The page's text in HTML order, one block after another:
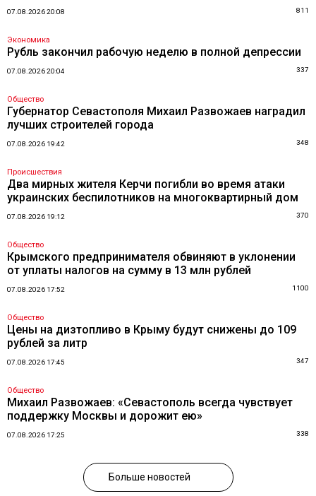
07.08.2026 20:08 811
Экономика
Рубль закончил рабочую неделю в полной депрессии
07.08.2026 20:04 337
Общество
Губернатор Севастополя Михаил Развожаев наградил
лучших строителей города
07.08.2026 19:42 348
Происшествия
Два мирных жителя Керчи погибли во время атаки
украинских беспилотников на многоквартирный дом
07.08.2026 19:12 370
Общество
Крымского предпринимателя обвиняют в уклонении
от уплаты налогов на сумму в 13 млн рублей
07.08.2026 17:52 1100
Общество
Цены на дизтопливо в Крыму будут снижены до 109
рублей за литр
07.08.2026 17:45 347
Общество
Михаил Развожаев: «Севастополь всегда чувствует
поддержку Москвы и дорожит ею»
07.08.2026 17:25 338
Больше новостей